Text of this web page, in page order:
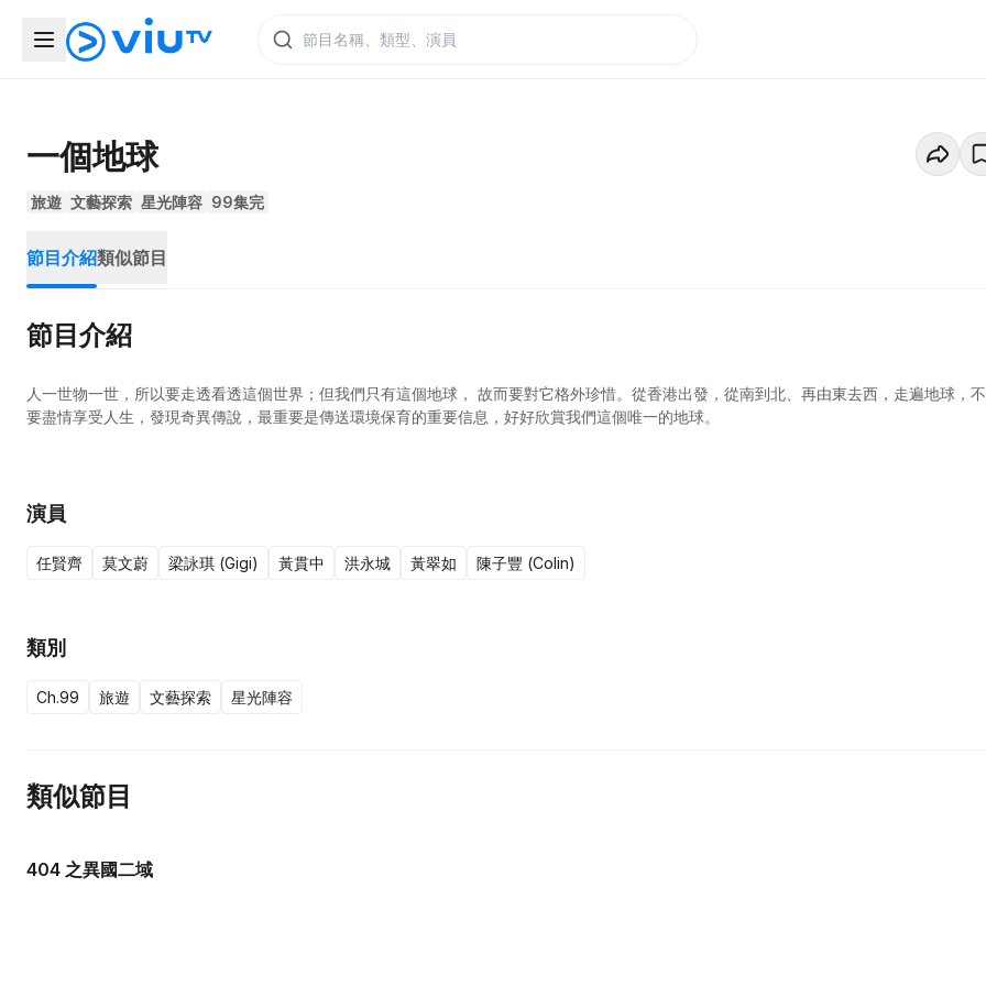
一個地球
旅遊 文藝探索 星光陣容 99集完
節目介紹類似節目
節目介紹
人一世物一世，所以要走透看透這個世界；但我們只有這個地球， 故而要對它格外珍惜。從香港出發，從南到北、再由東去西，走遍地球，
要盡情享受人生，發現奇異傳說，最重要是傳送環境保育的重要信息，好好欣賞我們這個唯一的地球。
演員
任賢齊 莫文蔚 梁詠琪 (Gigi) 黃貫中 洪永城 黃翠如 陳子豐 (Colin)
類別
Ch.99 旅遊 文藝探索 星光陣容
類似節目
404 之異國二域